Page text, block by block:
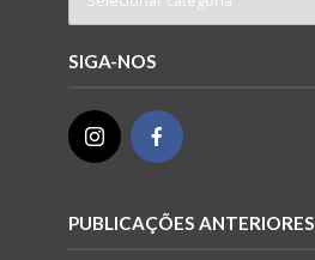
SIGA-NOS
PUBLICAÇÕES ANTERIORES